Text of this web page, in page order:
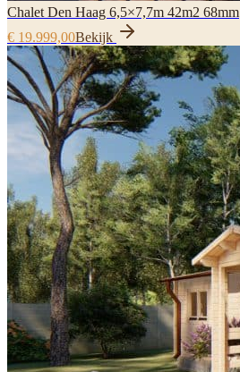
Chalet Den Haag 6,5×7,7m 42m2 68mm
€ 19.999,00Bekijk